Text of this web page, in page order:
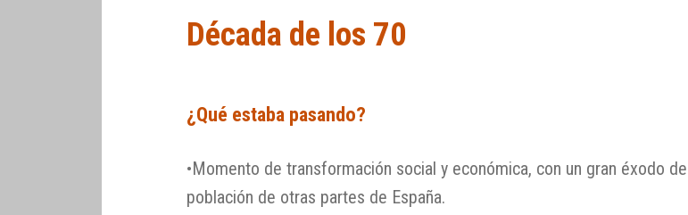
Década de los 70
¿Qué estaba pasando?
•Momento de transformación social y económica, con un gran éxodo de
población de otras partes de España.